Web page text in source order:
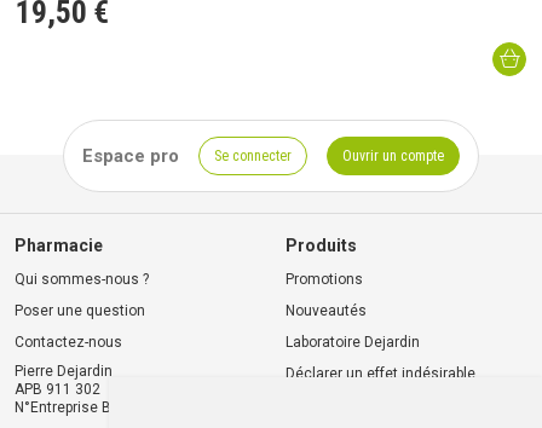
19,50 €
Espace pro Se connecter Ouvrir un compte
Pharmacie
Qui sommes-nous ?
Poser une question
Contactez-nous
Pierre Dejardin
APB 911 302
N°Entreprise BE0446.901.764
Produits
Promotions
Nouveautés
Laboratoire Dejardin
Déclarer un effet indésirable